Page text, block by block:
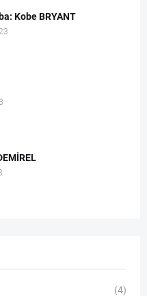
Kobe BRYANT
(4)